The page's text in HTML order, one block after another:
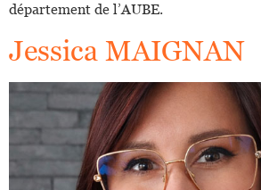
département de l’AUBE.
Jessica MAIGNAN